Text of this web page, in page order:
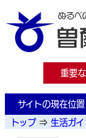
重要
サイトの現在位置
トップ ⇒ 生活ガイ